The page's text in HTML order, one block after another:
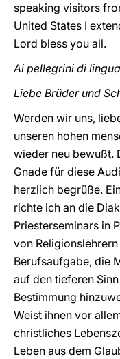
speaking visitors
United States I
Lord bless you all.
Ai pellegrini di
Liebe Brüder und
Werden wir uns,
unseren hohen
wieder neu bewußt.
Gnade für diese
herzlich begrüße.
richte ich an die
Priesterseminars in
von
Berufsaufgabe, die
auf den tieferen
Bestimmung
Weist ihnen vor
christliches
Leben aus dem